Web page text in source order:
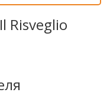
Risveglio